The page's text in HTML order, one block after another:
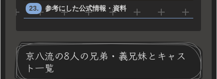
参考にした公式情報・資料
京八流の8人の兄弟・義兄妹とキャス
ト一覧